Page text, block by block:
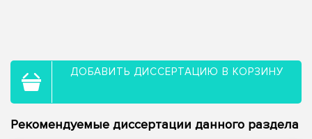
ДОБАВИТЬ ДИССЕРТАЦИЮ В КОРЗИНУ
Рекомендуемые диссертации данного раздела